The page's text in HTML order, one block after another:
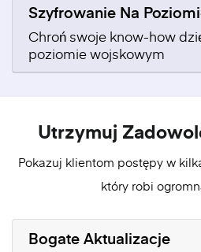
Szyfrowanie Na
Chroń swoje know-how
poziomie wojskowym
Bogate Aktualizacje
Utrzymuj
Pokazuj klientom postępy w
który robi